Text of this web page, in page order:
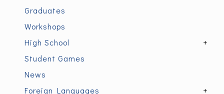
Graduates
Workshops
+
High School
Student Games
News
+
Foreign Languages